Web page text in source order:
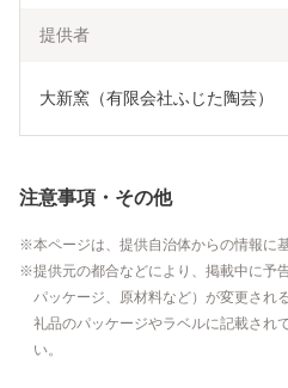
提供者
大新窯（有限会社ふじた陶芸）
注意事項・その他
本ページは、提供自治体からの情報に
提供元の都合などにより、掲載中に予
パッケージ、原材料など）が変更され
礼品のパッケージやラベルに記載され
い。